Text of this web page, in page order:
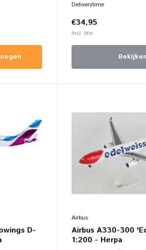
Deliverytime
€34,95
Incl. btw
Bekijken
D-
Airbus
Airbus A330-300
1:200 - Herpa